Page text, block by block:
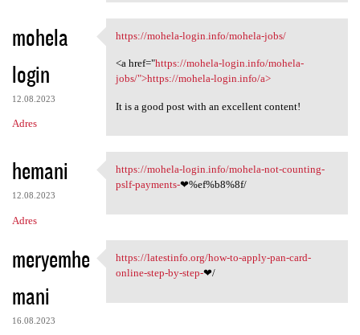
mohela
login
12.08.2023
Adres
https://mohela-login.info
https://mohela-login.info/mohela-jobs/
<a href="https://mohela-login.info/mohela-
jobs/">https://mohela-login.info/a>
It is a good post with an excellent content!
hemani
12.08.2023
Adres
https://mohela-login.info
https://mohela-login.info/mohela-not-counting-
pslf-payments-❤%ef%b8%8f/
meryemhe
mani
16.08.2023
https://latestinfo.org/how-to
https://latestinfo.org/how-to-apply-pan-card-
online-step-by-step-❤/